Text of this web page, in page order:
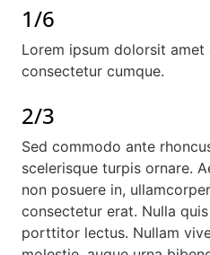
1/6
Lorem ipsum dolorsit
consectetur cumque.
2/3
Sed commodo ante
scelerisque turpis ornare.
non posuere in,
consectetur erat. Nulla
porttitor lectus. Nullam